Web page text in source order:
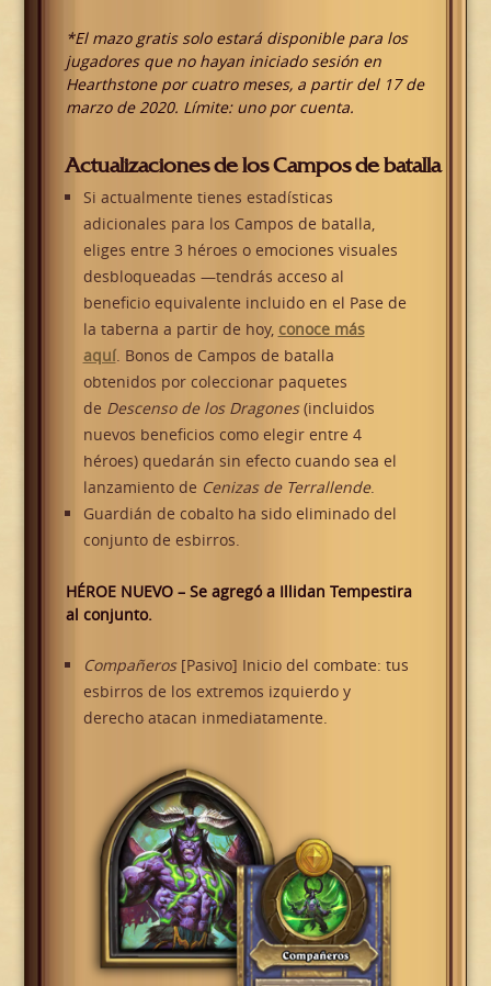
*El mazo gratis solo estará disponible para los
jugadores que no hayan iniciado sesión en
Hearthstone por cuatro meses, a partir del 17 de
marzo de 2020. Límite: uno por cuenta.
Actualizaciones de los Campos de batalla
Si actualmente tienes estadísticas
adicionales para los Campos de batalla,
eliges entre 3 héroes o emociones visuales
desbloqueadas —tendrás acceso al
beneficio equivalente incluido en el Pase de
la taberna a partir de hoy, conoce más
aquí. Bonos de Campos de batalla
obtenidos por coleccionar paquetes
de Descenso de los Dragones(incluidos
nuevos beneficios como elegir entre 4
héroes) quedarán sin efecto cuando sea el
lanzamiento de Cenizas de Terrallende.
Guardián de cobalto ha sido eliminado del
conjunto de esbirros.
HÉROE NUEVO – Se agregó a Illidan Tempestira
al conjunto.
Compañeros [Pasivo] Inicio del combate: tus
esbirros de los extremos izquierdo y
derecho atacan inmediatamente.